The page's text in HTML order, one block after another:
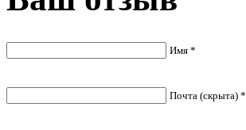
Имя *
Почта (скрыта) *